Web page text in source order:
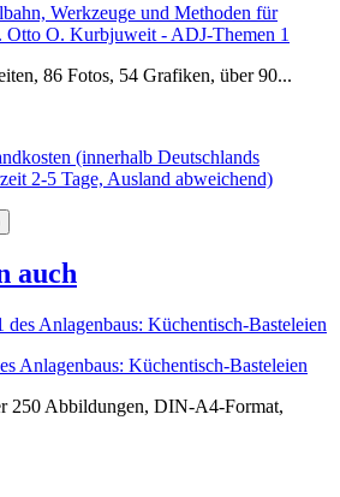
Werkzeuge und Methoden für
Otto O. Kurbjuweit - ADJ-Themen 1
86 Fotos, 54 Grafiken, über 90...
(innerhalb Deutschlands
2-5 Tage, Ausland abweichend)
auch
Anlagenbaus: Küchentisch-Basteleien
250 Abbildungen, DIN-A4-Format,